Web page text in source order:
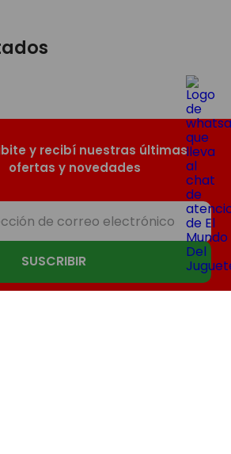
y recibí nuestras últimas
ofertas y novedades
SUSCRIBIR